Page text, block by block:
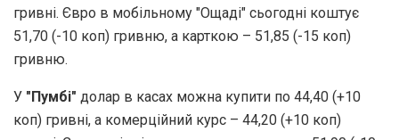
гривні. Євро в мобільному "Ощаді" сьогодні коштує
51,70 (-10 коп) гривню, а карткою – 51,85 (-15 коп)
гривню.
У "Пумбі" долар в касах можна купити по 44,40 (+10
коп) гривні, а комерційний курс – 44,20 (+10 коп)